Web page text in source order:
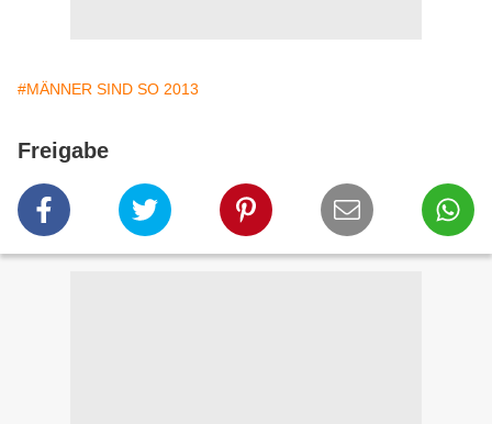
#MÄNNER SIND SO 2013
Freigabe